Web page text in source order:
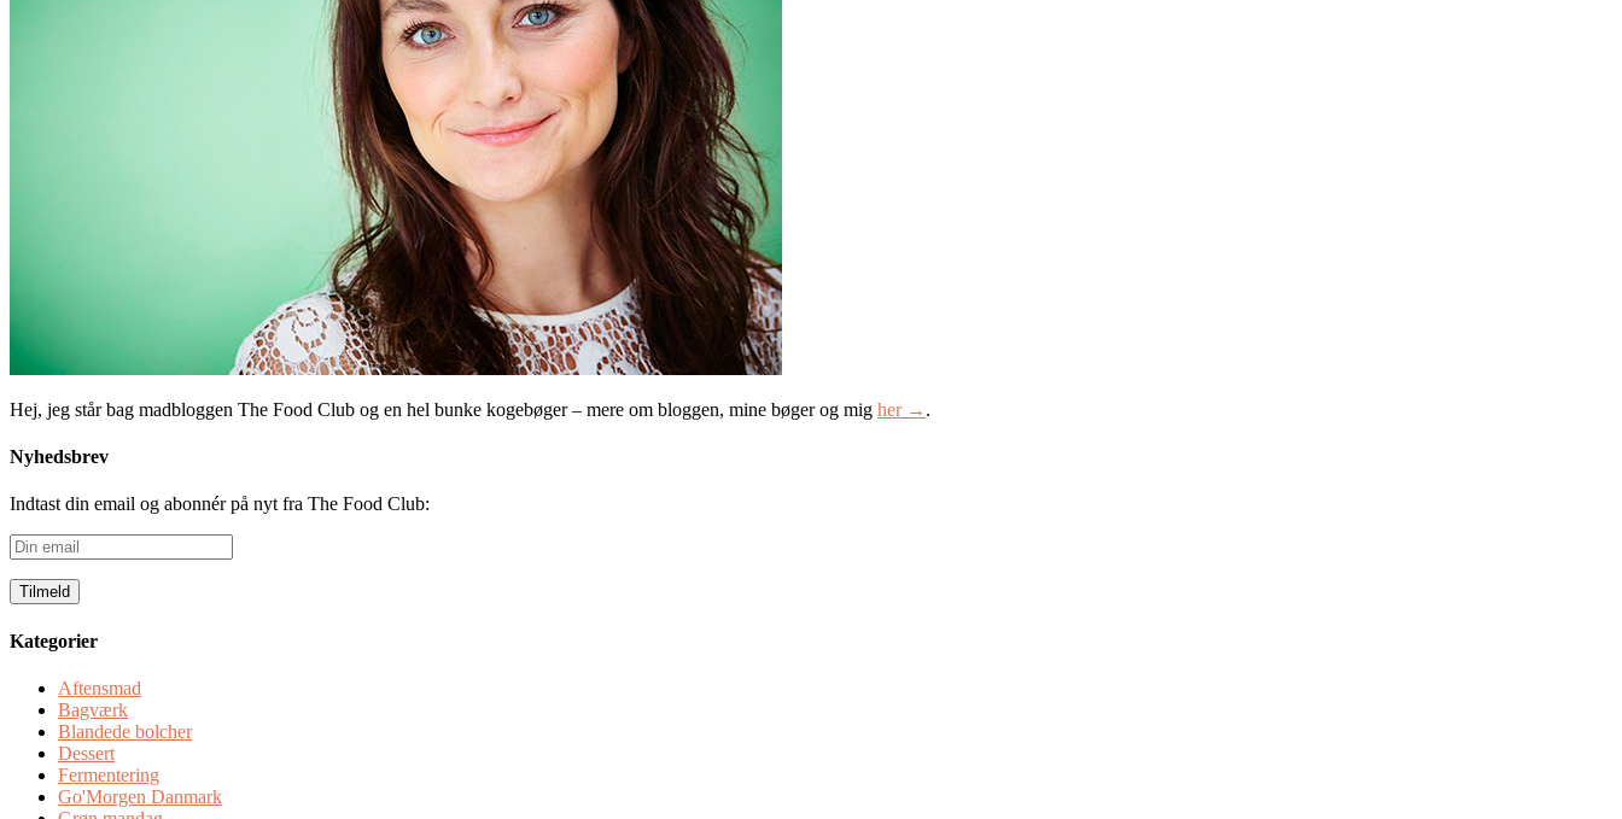
Hej, jeg står bag madbloggen The Food Club og en hel bunke kogebøger – mere om bloggen, mine bøger og mig her → .
Nyhedsbrev
Indtast din email og abonnér på nyt fra The Food Club:
Din
email
Kategorier
Aftensmad
Bagværk
Blandede bolcher
Dessert
Fermentering
Go'Morgen Danmark